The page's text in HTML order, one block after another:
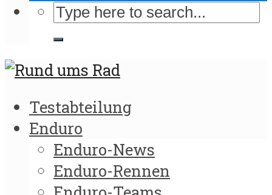
Testabteilung
Enduro
Enduro-News
Enduro-Rennen